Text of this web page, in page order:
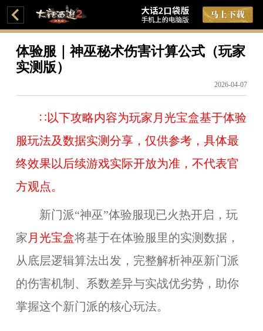
体验服｜神巫秘术伤害计算公式（玩家
实测版）
2026-04-07
∷以下攻略内容为玩家 月光宝盒基于体验
服玩法及数据实测分享，仅供参考，具体最
终效果以后续游戏实际开放为准，不代表官
方观点。
新门派“神巫”体验服现已火热开启，玩
家月光宝盒将基于在体验服里的实测数据，
从底层逻辑算法出发，完整解析神巫新门派
的伤害机制、系数差异与实战优劣势，助你
掌握这个新门派的核心玩法。